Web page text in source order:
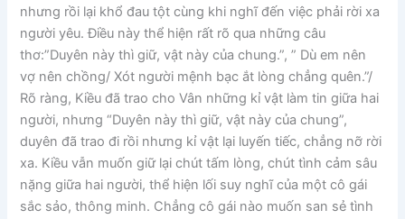
nhưng rồi lại khổ đau tột cùng khi nghĩ đến việc phải rời xa
người yêu. Điều này thể hiện rất rõ qua những câu
thơ:”Duyên này thì giữ, vật này của chung.”, ” Dù em nên
vợ nên chồng/ Xót người mệnh bạc ắt lòng chẳng quên.”/
Rõ ràng, Kiều đã trao cho Vân những kỉ vật làm tin giữa hai
người, nhưng “Duyên này thì giữ, vật này của chung”,
duyên đã trao đi rồi nhưng kỉ vật lại luyến tiếc, chẳng nỡ rời
xa. Kiều vẫn muốn giữ lại chút tấm lòng, chút tình cảm sâu
nặng giữa hai người, thể hiện lối suy nghĩ của một cô gái
sắc sảo, thông minh. Chẳng cô gái nào muốn san sẻ tình